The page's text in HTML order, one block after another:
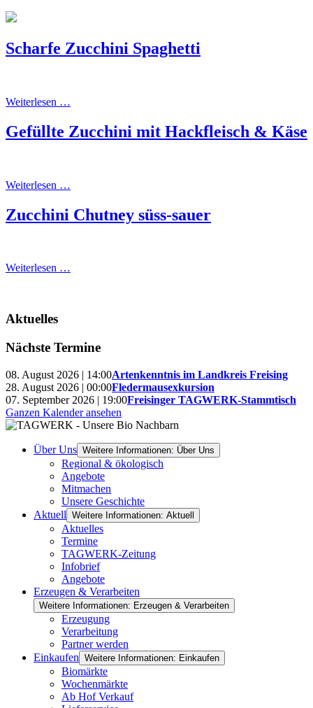
Scharfe Zucchini Spaghetti
Weiterlesen …
Gefüllte Zucchini mit Hackfleisch & Käse
Weiterlesen …
Zucchini Chutney süss-sauer
Weiterlesen …
Aktuelles
Nächste Termine
08. August 2026 | 14:00Artenkenntnis im Landkreis Freising
28. August 2026 | 00:00Fledermausexkursion
07. September 2026 | 19:00Freisinger TAGWERK-Stammtisch
Ganzen Kalender ansehen
Über Uns Weitere Informationen: Über Uns
Regional & ökologisch
Angebote
Mitmachen
Unsere Geschichte
Aktuell Weitere Informationen: Aktuell
Aktuelles
Termine
TAGWERK-Zeitung
Infobrief
Angebote
Erzeugen & Verarbeiten
Weitere Informationen: Erzeugen & Verarbeiten
Erzeugung
Verarbeitung
Partner werden
Einkaufen Weitere Informationen: Einkaufen
Biomärkte
Wochenmärkte
Ab Hof Verkauf